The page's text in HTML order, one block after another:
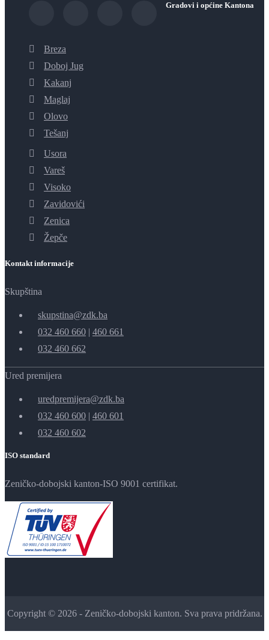
Gradovi i općine Kantona
Breza
Doboj Jug
Kakanj
Maglaj
Olovo
Tešanj
Usora
Vareš
Visoko
Zavidovići
Zenica
Žepče
Kontakt informacije
Skupština
skupstina@zdk.ba
032 460 660 | 460 661
032 460 662
Ured premijera
uredpremijera@zdk.ba
032 460 600 | 460 601
032 460 602
ISO standard
Zeničko-dobojski kanton-ISO 9001 certifikat.
Copyright © 2026 - Zeničko-dobojski kanton. Sva prava pridržana.